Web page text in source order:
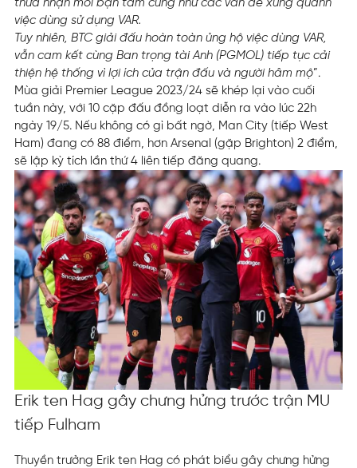
thừa nhận mối bận tâm cũng như các vấn đề xung quanh
việc dùng sử dụng VAR.
Tuy nhiên, BTC giải đấu hoàn toàn ủng hộ việc dùng VAR,
vẫn cam kết cùng Ban trọng tài Anh (PGMOL) tiếp tục cải
thiện hệ thống vì lợi ích của trận đấu và người hâm mộ”.
Mùa giải Premier League 2023/24 sẽ khép lại vào cuối
tuần này, với 10 cặp đấu đồng loạt diễn ra vào lúc 22h
ngày 19/5. Nếu không có gì bất ngờ, Man City (tiếp West
Ham) đang có 88 điểm, hơn Arsenal (gặp Brighton) 2 điểm,
sẽ lập kỳ tích lần thứ 4 liên tiếp đăng quang.
Erik ten Hag gây chưng hửng trước trận MU
tiếp Fulham
Thuyền trưởng Erik ten Hag có phát biểu gây chưng hửng